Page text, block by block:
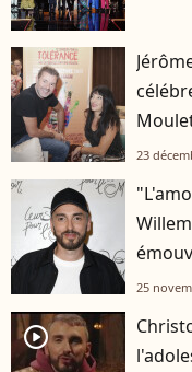
23
25
player2